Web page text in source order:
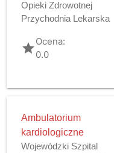
Opieki Zdrowotnej
Przychodnia Lekarska
gradeOcena:
0.0
Ambulatorium
kardiologiczne
Wojewódzki Szpital